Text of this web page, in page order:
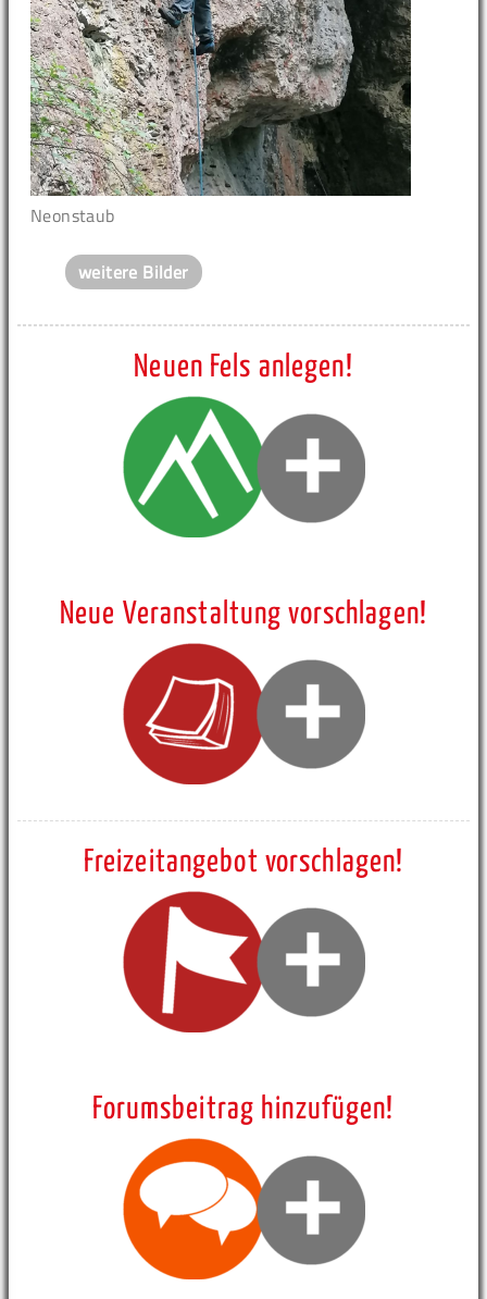
Neonstaub
weitere Bilder
Neuen Fels anlegen!
Neue Veranstaltung vorschlagen!
Freizeitangebot vorschlagen!
Forumsbeitrag hinzufügen!